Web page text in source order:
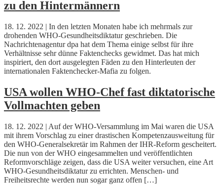
zu den Hintermännern
18. 12. 2022 | In den letzten Monaten habe ich mehrmals zur
drohenden WHO-Gesundheitsdiktatur geschrieben. Die
Nachrichtenagentur dpa hat dem Thema einige selbst für ihre
Verhältnisse sehr dünne Faktenchecks gewidmet. Das hat mich
inspiriert, den dort ausgelegten Fäden zu den Hinterleuten der
internationalen Faktenchecker-Mafia zu folgen.
USA wollen WHO-Chef fast diktatorische
Vollmachten geben
18. 12. 2022 | Auf der WHO-Versammlung im Mai waren die USA
mit ihrem Vorschlag zu einer drastischen Kompetenzausweitung für
den WHO-Generalsekretär im Rahmen der IHR-Reform gescheitert.
Die nun von der WHO eingesammelten und veröffentlichten
Reformvorschläge zeigen, dass die USA weiter versuchen, eine Art
WHO-Gesundheitsdiktatur zu errichten. Menschen- und
Freiheitsrechte werden nun sogar ganz offen […]